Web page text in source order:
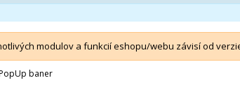
modulov a funkcií eshopu/webu závisí od
baner